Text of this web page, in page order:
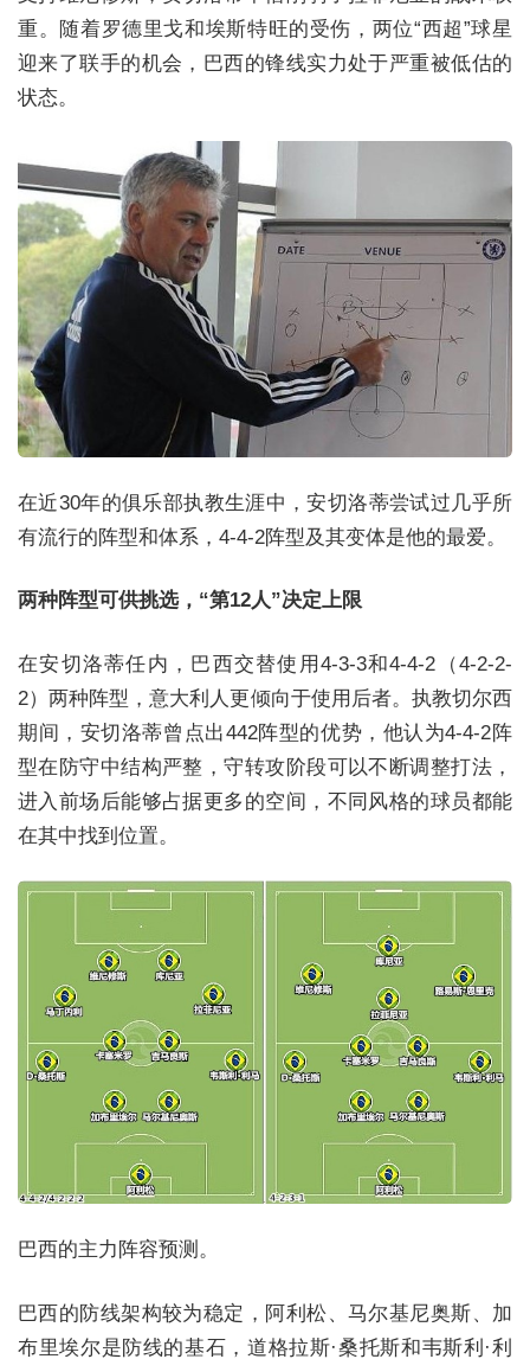
重。随着罗德里戈和埃斯特旺的受伤，两位“西超”球星
迎来了联手的机会，巴西的锋线实力处于严重被低估的
状态。
在近30年的俱乐部执教生涯中，安切洛蒂尝试过几乎所
有流行的阵型和体系，4-4-2阵型及其变体是他的最爱。
两种阵型可供挑选，“第12人”决定上限
在安切洛蒂任内，巴西交替使用4-3-3和4-4-2（4-2-2-
2）两种阵型，意大利人更倾向于使用后者。执教切尔西
期间，安切洛蒂曾点出442阵型的优势，他认为4-4-2阵
型在防守中结构严整，守转攻阶段可以不断调整打法，
进入前场后能够占据更多的空间，不同风格的球员都能
在其中找到位置。
巴西的主力阵容预测。
巴西的防线架构较为稳定，阿利松、马尔基尼奥斯、加
布里埃尔是防线的基石，道格拉斯·桑托斯和韦斯利·利